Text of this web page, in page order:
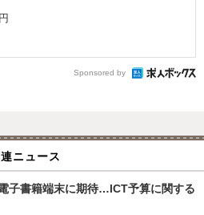
Sponsored by
ニュース
子書籍端末に期待…ICT予算に関する